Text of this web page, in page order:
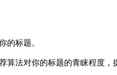
的标题。
法对你的标题的青睐程度，